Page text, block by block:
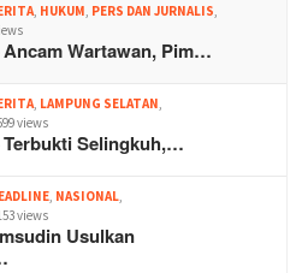
, HUKUM, PERS DAN JURNALIS,
Wartawan, Pim…
, LAMPUNG SELATAN,
views
Selingkuh,…
, NASIONAL,
views
Usulkan